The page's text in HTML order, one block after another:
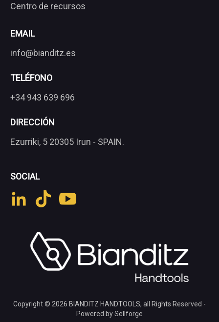
Centro de recursos
EMAIL
info@bianditz.es
TELÉFONO
+34 943 639 696
DIRECCIÓN
Ezurriki, 5 20305 Irun - SPAIN.
SOCIAL
Copyright © 2026 BIANDITZ HANDTOOLS, all Rights Reserved -
Powered by Sellforge